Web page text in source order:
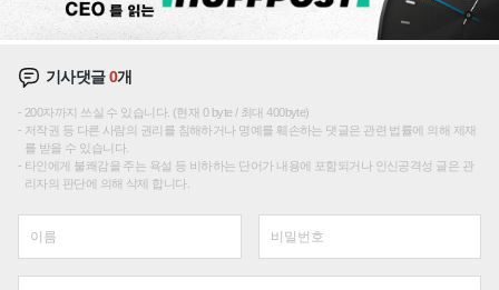
기사댓글0개
200자까지 쓰실 수 있습니다. (현재 0 byte / 최대 400byte)
저작권 등 다른 사람의 권리를 침해하거나 명예를 훼손하는 댓글은 관련 법률에 의해 제재
를 받을 수 있습니다.
타인에게 불쾌감을 주는 욕설 등 비하하는 단어가 내용에 포함되거나 인신공격성 글은 관
리자의 판단에 의해 삭제 합니다.